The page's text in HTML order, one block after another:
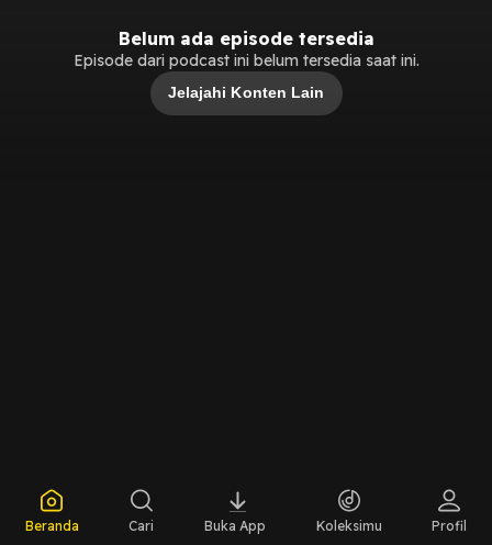
Belum ada episode tersedia
Episode dari podcast ini belum tersedia saat ini.
Jelajahi Konten Lain
Beranda Cari Buka App Koleksimu Profil